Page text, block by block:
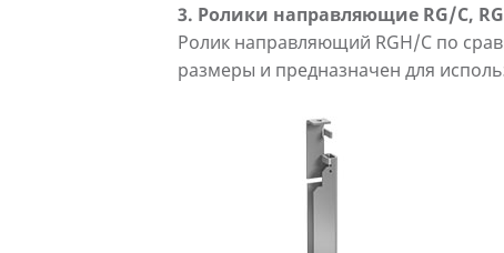
3. Ролики направляющие RG/C,
Ролик направляющий RGH/C по
размеры и предназначен для